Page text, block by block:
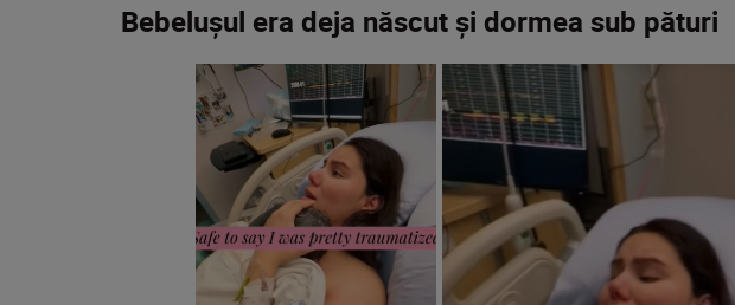
Bebelușul era deja născut și dormea sub pături